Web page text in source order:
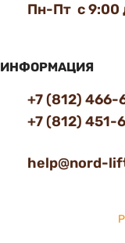
Пн-Пт с 9:00
ИНФОРМАЦИЯ
+7 (812) 466-
+7 (812) 451-
help@nord-